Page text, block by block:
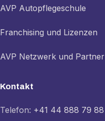
AVP Autopflegeschule
Franchising und Lizenzen
AVP Netzwerk und Partner
Kontakt
Telefon: +41 44 888 79 88